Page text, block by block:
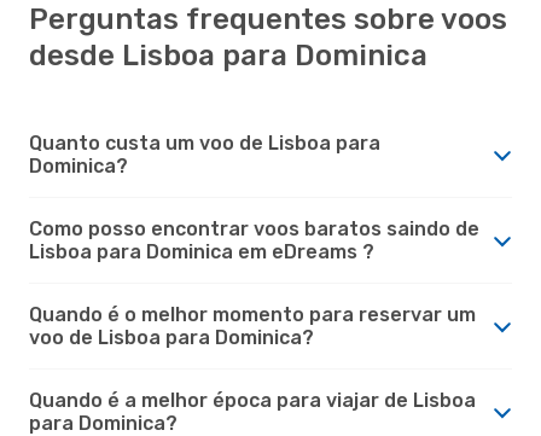
Perguntas frequentes sobre voos
desde Lisboa para Dominica
Quanto custa um voo de Lisboa para
Dominica?
Como posso encontrar voos baratos saindo de
Lisboa para Dominica em eDreams ?
Quando é o melhor momento para reservar um
voo de Lisboa para Dominica?
Quando é a melhor época para viajar de Lisboa
para Dominica?